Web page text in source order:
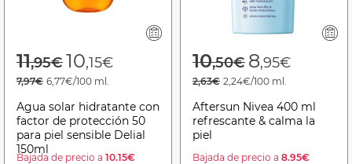
Price reduced from
11,95€to
10,15€
7,97€ 6,77€/100 ml.
Agua solar hidratante con
factor de protección 50
para piel sensible Delial
150ml
Bajada de precio a 10.15€
Price reduced
10,50€to
8,95€
2,63€ 2,24€/100 ml.
Aftersun Nivea 400 ml
refrescante & calma la
piel
Bajada de precio a 8.95€